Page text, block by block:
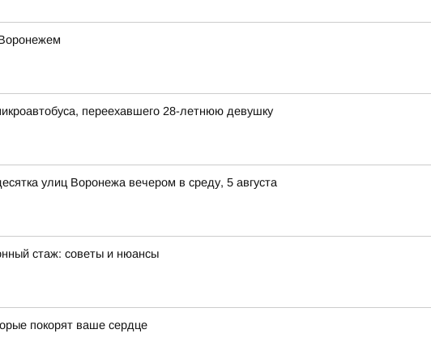
переехавшего 28-летнюю девушку
улиц Воронежа вечером в среду, 5 августа
стаж: советы и нюансы
покорят ваше сердце